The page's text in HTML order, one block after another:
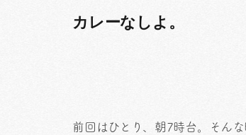
カレーなしよ。
前回はひとり、朝7時台。そん